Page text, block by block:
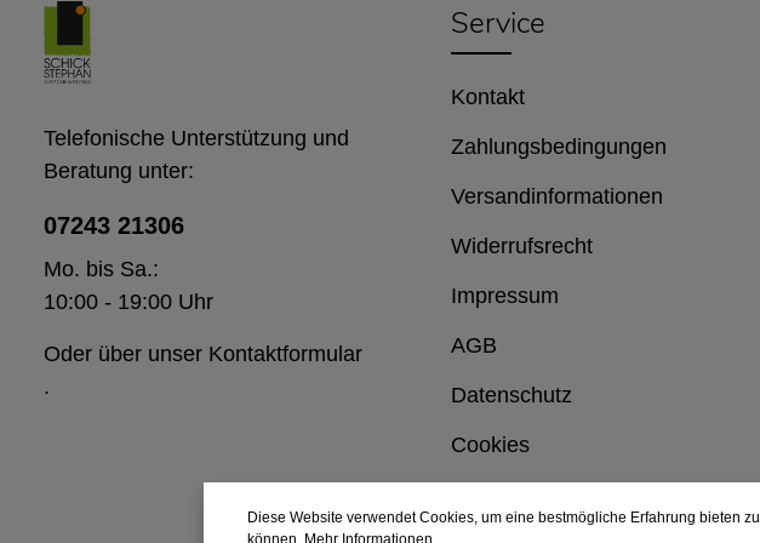
Service
Kontakt
Zahlungsbedingungen
Versandinformationen
Widerrufsrecht
Impressum
AGB
Datenschutz
Cookies
Telefonische Unterstützung und
Beratung unter:
07243 21306
Mo. bis Sa.:
10:00 - 19:00 Uhr
Oder über unser Kontaktformular
.
Diese Website verwendet Cookies, um eine bestmögliche Erfahrung bieten zu
können. Mehr Informationen ...